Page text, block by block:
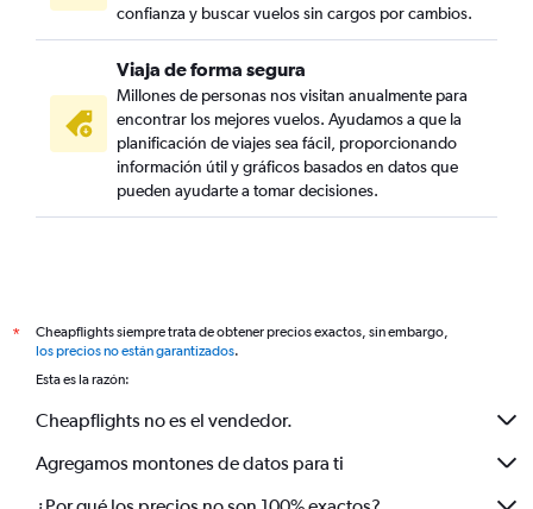
confianza y buscar vuelos sin cargos por cambios.
Viaja de forma segura
Millones de personas nos visitan anualmente para
encontrar los mejores vuelos. Ayudamos a que la
planificación de viajes sea fácil, proporcionando
información útil y gráficos basados en datos que
pueden ayudarte a tomar decisiones.
*
Cheapflights siempre trata de obtener precios exactos, sin embargo,
los precios no están garantizados.
Esta es la razón:
Cheapflights no es el vendedor.
Agregamos montones de datos para ti